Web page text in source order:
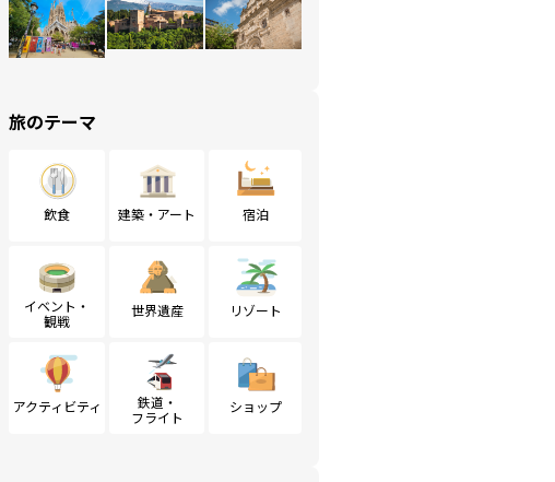
旅のテーマ
飲食 建築・アート 宿泊
イベント・
観戦
世界遺産 リゾート
アクティビティ
鉄道・
フライト
ショップ